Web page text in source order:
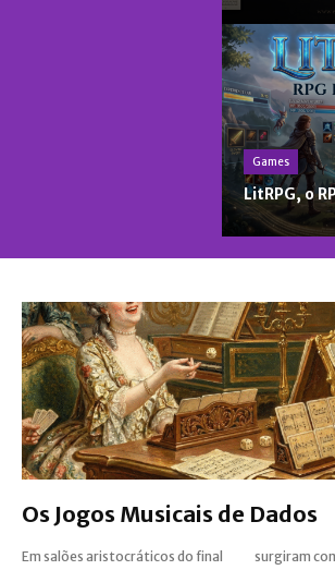
Games
LitRPG, o
Os Jogos Musicais de Dados
Em salões aristocráticos do final
surgiram como um